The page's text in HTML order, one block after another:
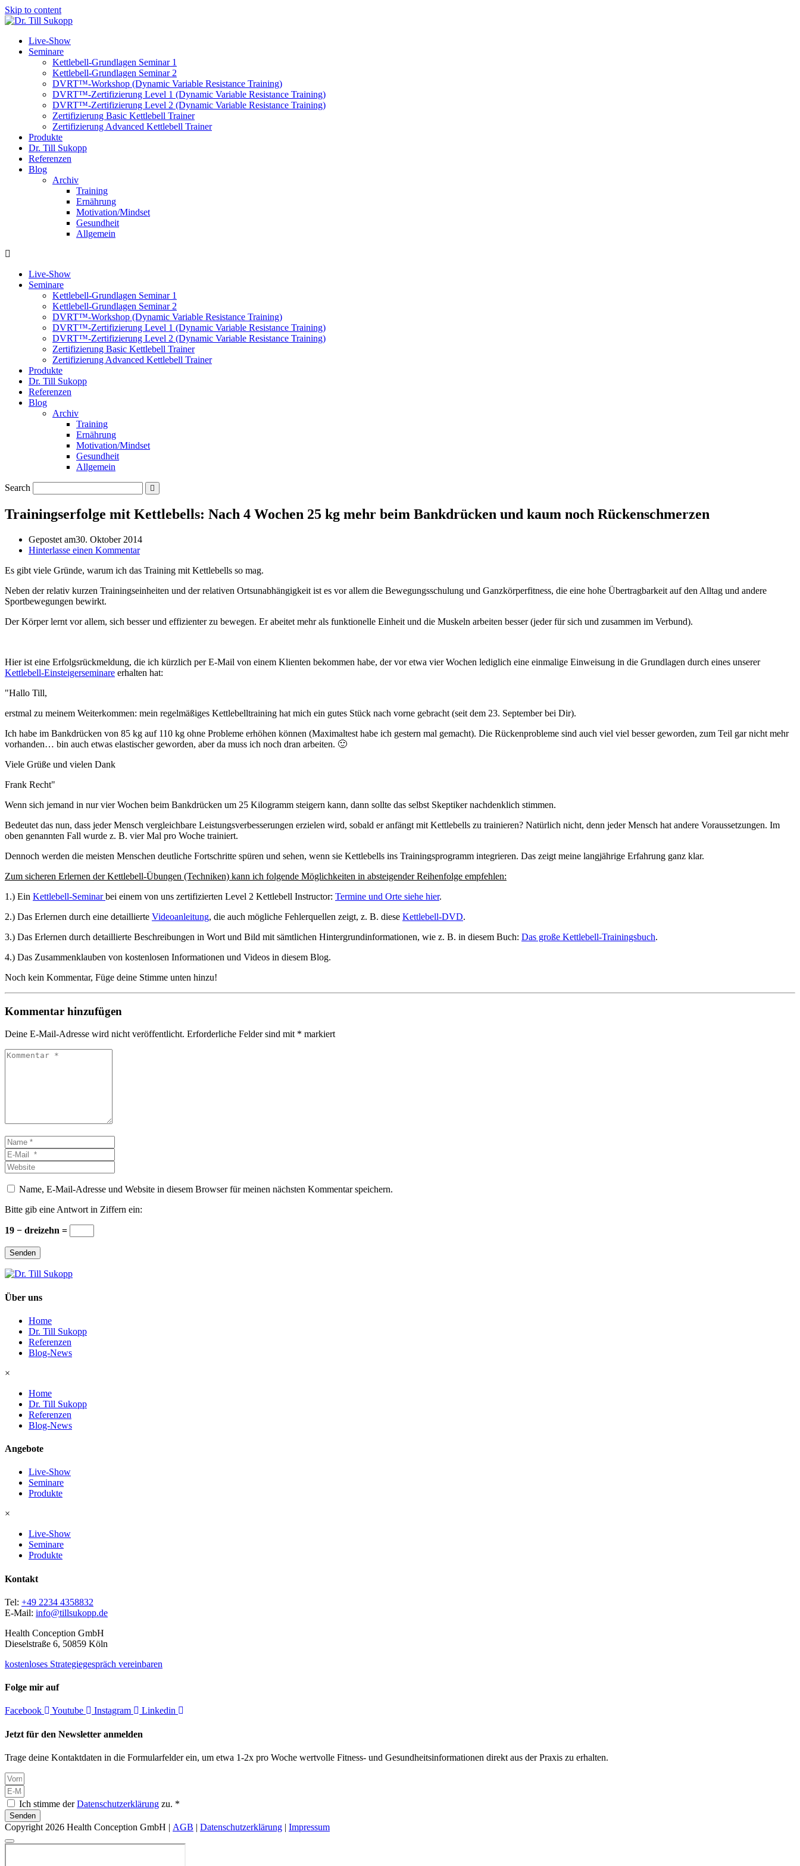
Skip to content
Live-Show
Seminare
Kettlebell-Grundlagen Seminar 1
Kettlebell-Grundlagen Seminar 2
DVRT™-Workshop (Dynamic Variable Resistance Training)
DVRT™-Zertifizierung Level 1 (Dynamic Variable Resistance Training)
DVRT™-Zertifizierung Level 2 (Dynamic Variable Resistance Training)
Zertifizierung Basic Kettlebell Trainer
Zertifizierung Advanced Kettlebell Trainer
Produkte
Dr. Till Sukopp
Referenzen
Blog
Archiv
Training
Ernährung
Motivation/Mindset
Gesundheit
Allgemein
Live-Show
Seminare
Kettlebell-Grundlagen Seminar 1
Kettlebell-Grundlagen Seminar 2
DVRT™-Workshop (Dynamic Variable Resistance Training)
DVRT™-Zertifizierung Level 1 (Dynamic Variable Resistance Training)
DVRT™-Zertifizierung Level 2 (Dynamic Variable Resistance Training)
Zertifizierung Basic Kettlebell Trainer
Zertifizierung Advanced Kettlebell Trainer
Produkte
Dr. Till Sukopp
Referenzen
Blog
Archiv
Training
Ernährung
Motivation/Mindset
Gesundheit
Allgemein
Search
Trainingserfolge mit Kettlebells: Nach 4 Wochen 25 kg mehr beim Bankdrücken und kaum noch Rückenschmerzen
Gepostet am30. Oktober 2014
Hinterlasse einen Kommentar
Es gibt viele Gründe, warum ich das Training mit Kettlebells so mag.
Neben der relativ kurzen Trainingseinheiten und der relativen Ortsunabhängigkeit ist es vor allem die Bewegungsschulung und Ganzkörperfitness, die eine hohe Übertragbarkeit auf den Alltag und andere
Sportbewegungen bewirkt.
Der Körper lernt vor allem, sich besser und effizienter zu bewegen. Er abeitet mehr als funktionelle Einheit und die Muskeln arbeiten besser (jeder für sich und zusammen im Verbund).
Hier ist eine Erfolgsrückmeldung, die ich kürzlich per E-Mail von einem Klienten bekommen habe, der vor etwa vier Wochen lediglich eine einmalige Einweisung in die Grundlagen durch eines unserer
Kettlebell-Einsteigerseminare erhalten hat:
"Hallo Till,
erstmal zu meinem Weiterkommen: mein regelmäßiges Kettlebelltraining hat mich ein gutes Stück nach vorne gebracht (seit dem 23. September bei Dir).
Ich habe im Bankdrücken von 85 kg auf 110 kg ohne Probleme erhöhen können (Maximaltest habe ich gestern mal gemacht). Die Rückenprobleme sind auch viel viel besser geworden, zum Teil gar nicht mehr
vorhanden… bin auch etwas elastischer geworden, aber da muss ich noch dran arbeiten. 🙂
Viele Grüße und vielen Dank
Frank Recht"
Wenn sich jemand in nur vier Wochen beim Bankdrücken um 25 Kilogramm steigern kann, dann sollte das selbst Skeptiker nachdenklich stimmen.
Bedeutet das nun, dass jeder Mensch vergleichbare Leistungsverbesserungen erzielen wird, sobald er anfängt mit Kettlebells zu trainieren? Natürlich nicht, denn jeder Mensch hat andere Voraussetzungen. Im
oben genannten Fall wurde z. B. vier Mal pro Woche trainiert.
Dennoch werden die meisten Menschen deutliche Fortschritte spüren und sehen, wenn sie Kettlebells ins Trainingsprogramm integrieren. Das zeigt meine langjährige Erfahrung ganz klar.
Zum sicheren Erlernen der Kettlebell-Übungen (Techniken) kann ich folgende Möglichkeiten in absteigender Reihenfolge empfehlen:
1.) Ein Kettlebell-Seminarbei einem von uns zertifizierten Level 2 Kettlebell Instructor: Termine und Orte siehe hier.
2.) Das Erlernen durch eine detaillierte Videoanleitung, die auch mögliche Fehlerquellen zeigt, z. B. diese Kettlebell-DVD.
3.) Das Erlernen durch detaillierte Beschreibungen in Wort und Bild mit sämtlichen Hintergrundinformationen, wie z. B. in diesem Buch: Das große Kettlebell-Trainingsbuch.
4.) Das Zusammenklauben von kostenlosen Informationen und Videos in diesem Blog.
Noch kein Kommentar, Füge deine Stimme unten hinzu!
Kommentar hinzufügen
Deine E-Mail-Adresse wird nicht veröffentlicht. Erforderliche Felder sind mit * markiert
Kommentar
Name
*E-
Mail
*
Website
Name, E-Mail-Adresse und Website in diesem Browser für meinen nächsten Kommentar speichern.
Bitte gib eine Antwort in Ziffern ein:
19 − dreizehn =
Senden
Über uns
Home
Dr. Till Sukopp
Referenzen
Blog-News
×
Home
Dr. Till Sukopp
Referenzen
Blog-News
Angebote
Live-Show
Seminare
Produkte
×
Live-Show
Seminare
Produkte
Kontakt
Tel: +49 2234 4358832
E-Mail: info@tillsukopp.de
Health Conception GmbH
Dieselstraße 6, 50859 Köln
kostenloses Strategiegespräch vereinbaren
Folge mir auf
Facebook Youtube Instagram Linkedin
Jetzt für den Newsletter anmelden
Trage deine Kontaktdaten in die Formularfelder ein, um etwa 1-2x pro Woche wertvolle Fitness- und Gesundheitsinformationen direkt aus der Praxis zu erhalten.
Ich stimme derDatenschutzerklärung zu. *
Senden
Copyright 2026 Health Conception GmbH | AGB | Datenschutzerklärung | Impressum